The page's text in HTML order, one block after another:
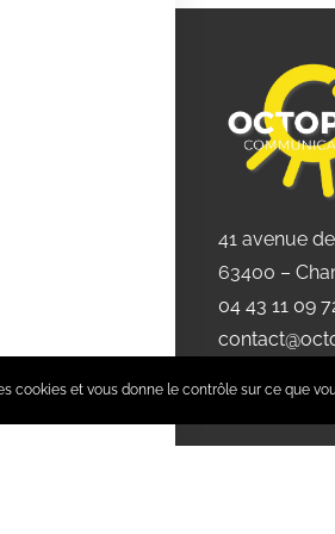
41 avenue
63400 –
04 43 11 09
cookies et vous donne le contrôle sur ce que